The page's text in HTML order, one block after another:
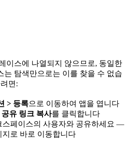
이스에 나열되지 않으므로, 동일한
는 탐색만으로는 이를 찾을 수 없습
면:
> 등록으로 이동하여 앱을 엽니다
공유 링크 복사를 클릭합니다
스페이스의 사용자와 공유하세요 —
로 바로 이동합니다